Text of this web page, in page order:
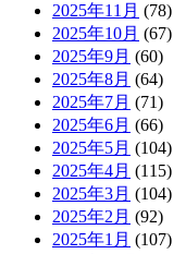
2025年11月 (78)
2025年10月 (67)
2025年9月 (60)
2025年8月 (64)
2025年7月 (71)
2025年6月 (66)
2025年5月 (104)
2025年4月 (115)
2025年3月 (104)
2025年2月 (92)
2025年1月 (107)